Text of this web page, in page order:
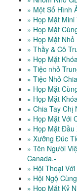
» Một Số Hình
» Họp Mặt
» Họp Mặt
» Họp Mặt Nhỏ
» Thầy & Cô
» Họp Mặt
» Tiệc nhỏ
» Tiệc Nhỏ
» Họp Mặt
» Họp Mặt
» Chia Tay Chị
» Họp Mặt Với
» Họp Mặt Đầu
» Xưỡng Đúc
» Tên Người
Canada.-
» Hội Thoại
» Hội Ngộ
» Họp Mặt Kỷ